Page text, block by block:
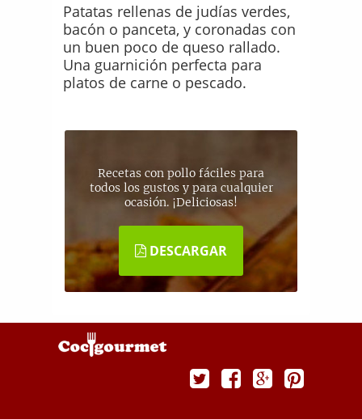
Patatas rellenas de judías verdes,
bacón o panceta, y coronadas con
un buen poco de queso rallado.
Una guarnición perfecta para
platos de carne o pescado.
Recetas con pollo fáciles para
todos los gustos y para cualquier
ocasión. ¡Deliciosas!
DESCARGAR